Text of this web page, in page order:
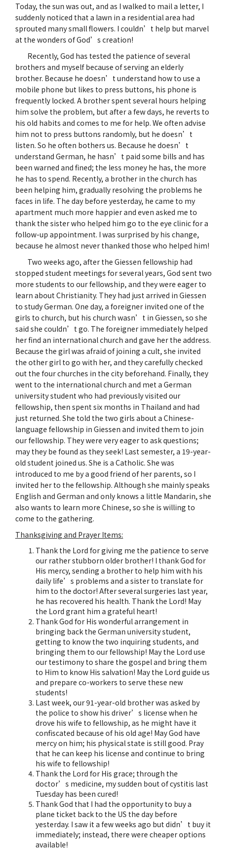
Today, the sun was out, and as I walked to mail a letter, I
suddenly noticed that a lawn in a residential area had
sprouted many small flowers. I couldn’t help but marvel
at the wonders of God’s creation!
Recently, God has tested the patience of several
brothers and myself because of serving an elderly
brother. Because he doesn’t understand how to use a
mobile phone but likes to press buttons, his phone is
frequently locked. A brother spent several hours helping
him solve the problem, but after a few days, he reverts to
his old habits and comes to me for help. We often advise
him not to press buttons randomly, but he doesn’t
listen. So he often bothers us. Because he doesn’t
understand German, he hasn’t paid some bills and has
been warned and fined; the less money he has, the more
he has to spend. Recently, a brother in the church has
been helping him, gradually resolving the problems he
faces in life. The day before yesterday, he came to my
apartment much more happier and even asked me to
thank the sister who helped him go to the eye clinic for a
follow-up appointment. I was surprised by his change,
because he almost never thanked those who helped him!
Two weeks ago, after the Giessen fellowship had
stopped student meetings for several years, God sent two
more students to our fellowship, and they were eager to
learn about Christianity. They had just arrived in Giessen
to study German. One day, a foreigner invited one of the
girls to church, but his church wasn’t in Giessen, so she
said she couldn’t go. The foreigner immediately helped
her find an international church and gave her the address.
Because the girl was afraid of joining a cult, she invited
the other girl to go with her, and they carefully checked
out the four churches in the city beforehand. Finally, they
went to the international church and met a German
university student who had previously visited our
fellowship, then spent six months in Thailand and had
just returned. She told the two girls about a Chinese-
language fellowship in Giessen and invited them to join
our fellowship. They were very eager to ask questions;
may they be found as they seek! Last semester, a 19-year-
old student joined us. She is a Catholic. She was
introduced to me by a good friend of her parents, so I
invited her to the fellowship. Although she mainly speaks
English and German and only knows a little Mandarin, she
also wants to learn more Chinese, so she is willing to
come to the gathering.
Thanksgiving and Prayer Items:
Thank the Lord for giving me the patience to serve
our rather stubborn older brother! I thank God for
His mercy, sending a brother to help him with his
daily life’s problems and a sister to translate for
him to the doctor! After several surgeries last year,
he has recovered his health. Thank the Lord! May
the Lord grant him a grateful heart!
Thank God for His wonderful arrangement in
bringing back the German university student,
getting to know the two inquiring students, and
bringing them to our fellowship! May the Lord use
our testimony to share the gospel and bring them
to Him to know His salvation! May the Lord guide us
and prepare co-workers to serve these new
students!
Last week, our 91-year-old brother was asked by
the police to show his driver’s license when he
drove his wife to fellowship, as he might have it
confiscated because of his old age! May God have
mercy on him; his physical state is still good. Pray
that he can keep his license and continue to bring
his wife to fellowship!
Thank the Lord for His grace; through the
doctor’s medicine, my sudden bout of cystitis last
Tuesday has been cured!
Thank God that I had the opportunity to buy a
plane ticket back to the US the day before
yesterday. I saw it a few weeks ago but didn’t buy it
immediately; instead, there were cheaper options
available!